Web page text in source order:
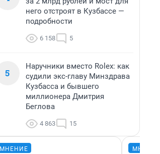
него отстроят в Кузбассе —
подробности
6 158 5
5
Наручники вместо Rolex: как
судили экс-главу Минздрава
Кузбасса и бывшего
миллионера Дмитрия
Беглова
4 863 15
МНЕНИЕ